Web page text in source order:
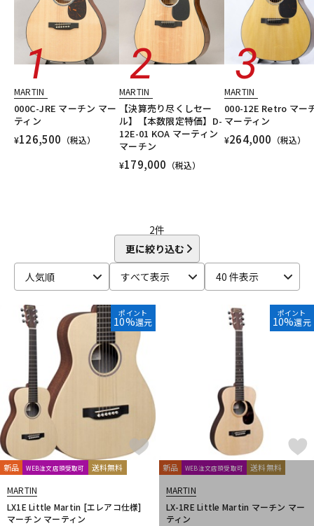
DTM オンライン納品 レコーディング機器
配信/ライブ機器 楽器アクセサリ
中古 ヴィンテージ
MARTIN
000C-JRE マーチン マー
ティン
¥126,500 （税込）
MARTIN
【決算売り尽くしセー
ル】【本数限定特価】D-
12E-01 KOA マーティン
マーチン
¥179,000 （税込）
MARTIN
000-12E Retro マー
マーティン
¥264,000 （税込）
2件
更に絞り込む
人気順
すべて表示 40 件表示
ポイント
10%還元
新品 WEB注文店頭受取可 送料無料
MARTIN
LX1E Little Martin [エレアコ仕様]
マーチン マーティン
ポイント
10%還元
新品 WEB注文店頭受取可 送料無料
MARTIN
LX-1RE Little Martin マーチン マー
ティン